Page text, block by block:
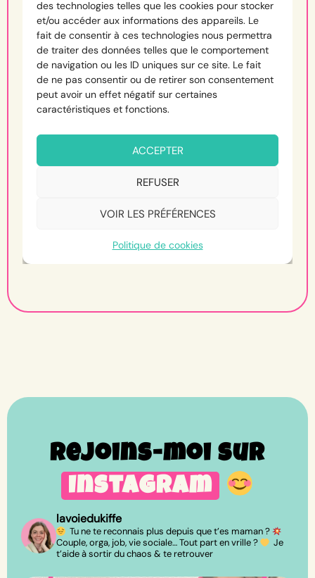
Rejoins-moi sur
Instagram
lavoiedukiffe
Tu ne te reconnais plus depuis que t’es maman ?
Couple, orga, job, vie sociale… Tout part en vrille ?
Je
t’aide à sortir du chaos & te retrouver